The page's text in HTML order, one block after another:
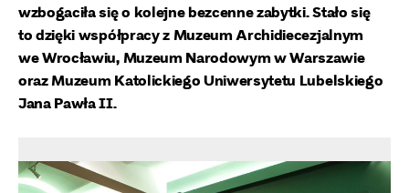
wzbogaciła się o kolejne bezcenne zabytki. Stało się
to dzięki współpracy z Muzeum Archidiecezjalnym
we Wrocławiu, Muzeum Narodowym w Warszawie
oraz Muzeum Katolickiego Uniwersytetu Lubelskiego
Jana Pawła II.